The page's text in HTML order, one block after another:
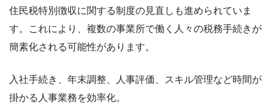
住民税特別徴収に関する制度の見直しも進められていま
す。これにより、複数の事業所で働く人々の税務手続きが
簡素化される可能性があります。
入社手続き、年末調整、人事評価、スキル管理など時間が
掛かる人事業務を効率化。